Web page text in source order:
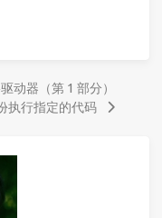
动器（第 1 部分）
执行指定的代码